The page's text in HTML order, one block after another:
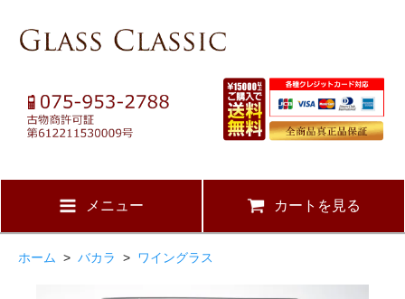
メニュー カートを見る
ホーム > バカラ > ワイングラス